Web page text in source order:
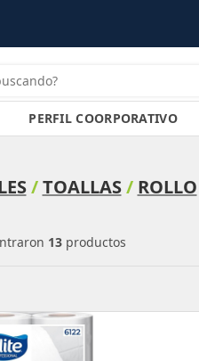
PERFIL COORPORATIVO
/TOALLAS/ ROLLO
13 productos